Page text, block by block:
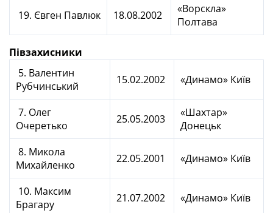
19. Євген Павлюк 18.08.2002
«Ворскла»
Полтава
Півзахисники
5. Валентин
Рубчинський
15.02.2002 «Динамо» Київ
7. Олег
Очеретько
25.05.2003
«Шахтар»
Донецьк
8. Микола
Михайленко
22.05.2001 «Динамо» Київ
10. Максим
Брагару
21.07.2002 «Динамо» Київ